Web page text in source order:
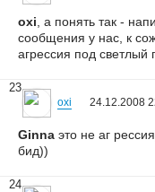
oxi , а понять так -
сообщения у нас, к
агрессия под светлый
23
oxi 24.12.2008
Ginna это не аг
бид))
24